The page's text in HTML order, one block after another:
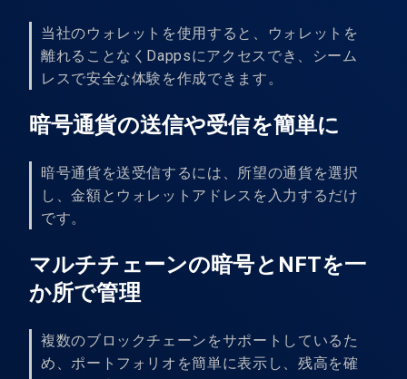
当社のウォレットを使用すると、ウォレットを
離れることなくDappsにアクセスでき、シーム
レスで安全な体験を作成できます。
暗号通貨の送信や受信を簡単に
暗号通貨を送受信するには、所望の通貨を選択
し、金額とウォレットアドレスを入力するだけ
です。
マルチチェーンの暗号とNFTを一
か所で管理
複数のブロックチェーンをサポートしているた
め、ポートフォリオを簡単に表示し、残高を確